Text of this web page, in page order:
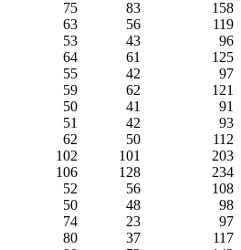
75 83
158
63 56
119
53 43
96
64 61
125
55 42
97
59 62
121
50 41
91
51 42
93
62 50
112
102 101
203
106 128
234
52 56
108
50 48
98
74 23
97
80 37
117